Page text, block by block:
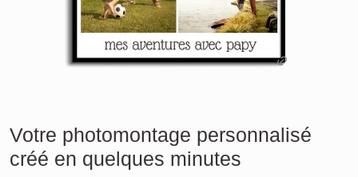
Votre photomontage personnalisé
créé en quelques minutes